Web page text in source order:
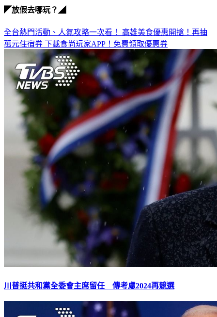
◤放假去哪玩？◢
全台熱門活動、人氣攻略一次看！ 高雄美食優惠開搶！再抽
萬元住宿券 下載食尚玩家APP！免費領取優惠券
川普挺共和黨全委會主席留任 傳考慮2024再競選